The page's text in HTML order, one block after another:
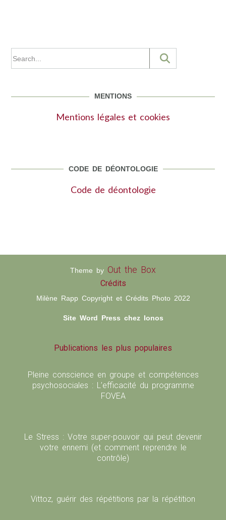
MENTIONS
Mentions légales et cookies
CODE DE DÉONTOLOGIE
Code de déontologie
Theme by Out the Box
Crédits
Milène Rapp Copyright et Crédits Photo 2022
Site Word Press chez Ionos
Publications les plus populaires
Pleine conscience en groupe et compétences
psychosociales : L’efficacité du programme
FOVEA
Le Stress : Votre super-pouvoir qui peut devenir
votre ennemi (et comment reprendre le
contrôle)
Vittoz, guérir des répétitions par la répétition